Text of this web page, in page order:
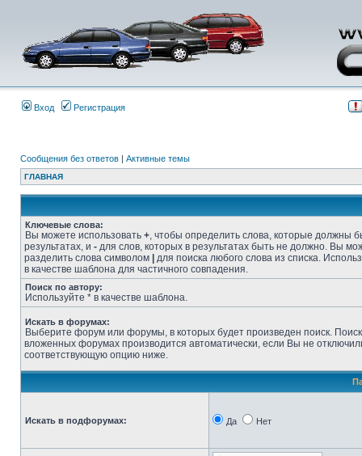
Вход Регистрация
Сообщения без ответов | Активные темы
ГЛАВНАЯ
Ключевые слова:
Вы можете использовать +, чтобы определить слова, которые должны
результатах, и - для слов, которых в результатах быть не должно. Вы
разделить слова символом
для поиска любого слова из списка.
в качестве шаблона для частичного совпадения.
Поиск по автору:
Используйте * в качестве шаблона.
Искать в форумах:
Выберите форум или форумы, в которых будет произведен поиск.
вложенных форумах производится автоматически, если Вы не
соответствующую опцию ниже.
Искать в подфорумах: Да Нет